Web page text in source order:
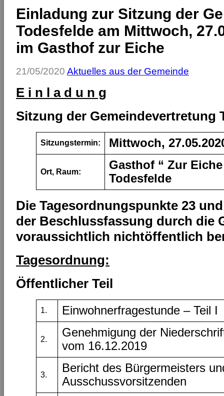
Einladung zur Sitzung der
Todesfelde am Mittwoch,
im Gasthof zur Eiche
21/05/2020 Aktuelles aus der Gemeinde
E i n l a d u n g
Sitzung der Gemeindevertretung
Sitzungstermin: Mittwoch,
Ort, Raum:
Gasthof “ Zur
Todesfelde
Die Tagesordnungspunkte 23
der Beschlussfassung durch die
voraussichtlich nichtöffentlich
Tagesordnung:
Öffentlicher Teil
1. Einwohnerfragestunde – Teil I
2.
Genehmigung der
vom 16.12.2019
3.
Bericht des Bürgermeisters
Ausschussvorsitzenden